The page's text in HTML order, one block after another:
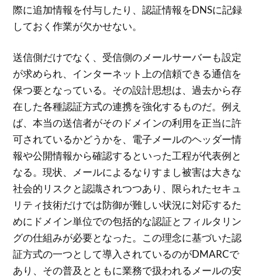
際に追加情報を付与したり、認証情報をDNSに記録
しておく作業が欠かせない。
送信側だけでなく、受信側のメールサーバーも設定
が求められ、インターネット上の信頼できる通信を
保つ要となっている。その設計思想は、過去から存
在した各種認証方式の連携を強化するものだ。例え
ば、本当の送信者がそのドメインの利用を正当に許
可されているかどうかを、電子メールのヘッダー情
報や公開情報から確認するといった工程が代表例と
なる。現状、メールによるなりすまし被害は大きな
社会的リスクと認識されつつあり、限られたセキュ
リティ技術だけでは防御が難しい状況に対応するた
めにドメイン単位での包括的な認証とフィルタリン
グの仕組みが必要となった。この理念に基づいた認
証方式の一つとして導入されているのがDMARCで
あり、その普及とともに業務で扱われるメールの安